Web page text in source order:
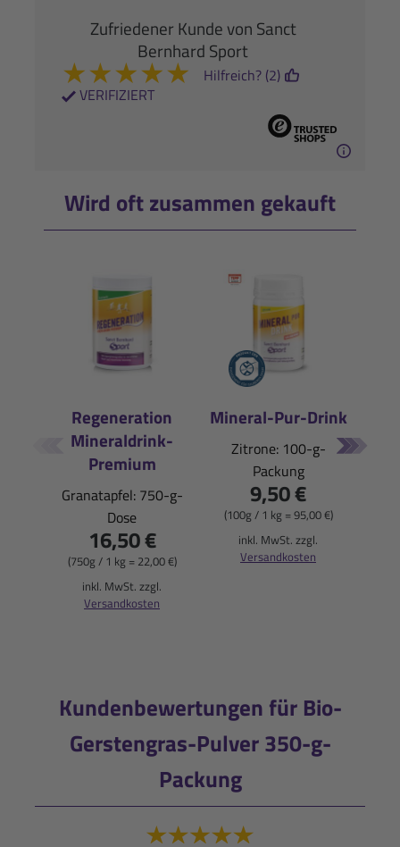
Zufriedener Kunde von Sanct
Bernhard Sport
★★★★★
VERIFIZIERT
Hilfreich? (2)
Wird oft zusammen gekauft
Regeneration
Mineraldrink-
Premium
Granatapfel: 750-g-
Dose
16,50 €
(750g / 1 kg = 22,00 €)
inkl. MwSt. zzgl.
Versandkosten
Mineral-Pur-Drink
Zitrone: 100-g-
Packung
9,50 €
(100g / 1 kg = 95,00 €)
inkl. MwSt. zzgl.
Versandkosten
Kundenbewertungen für Bio-
Gerstengras-Pulver 350-g-
Packung